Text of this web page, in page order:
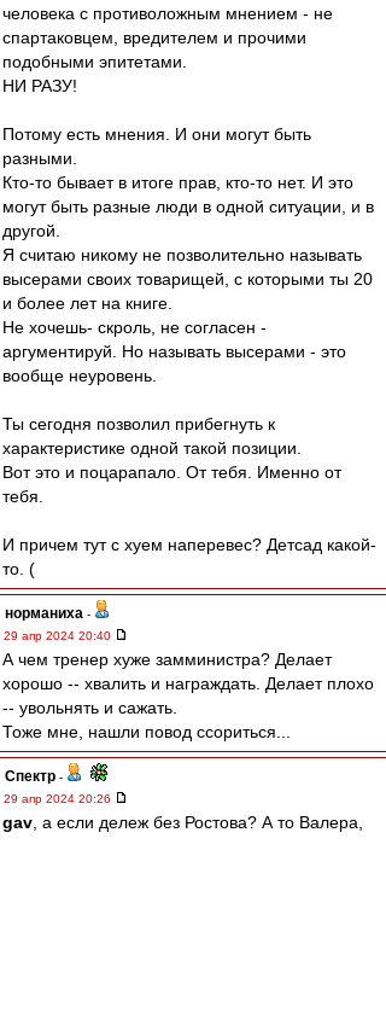
человека с противоложным мнением - не
спартаковцем, вредителем и прочими
подобными эпитетами.
НИ РАЗУ!
Потому есть мнения. И они могут быть
разными.
Кто-то бывает в итоге прав, кто-то нет. И это
могут быть разные люди в одной ситуации, и в
другой.
Я считаю никому не позволительно называть
высерами своих товарищей, с которыми ты 20
и более лет на книге.
Не хочешь- скроль, не согласен -
аргументируй. Но называть высерами - это
вообще неуровень.
Ты сегодня позволил прибегнуть к
характеристике одной такой позиции.
Вот это и поцарапало. От тебя. Именно от
тебя.
И причем тут с хуем наперевес? Детсад какой-
то. (
норманиха -
29 апр 2024 20:40
А чем тренер хуже замминистра? Делает
хорошо -- хвалить и награждать. Делает плохо
-- увольнять и сажать.
Тоже мне, нашли повод ссориться...
Спектр -
29 апр 2024 20:26
gav , а если дележ без Ростова? А то Валера,